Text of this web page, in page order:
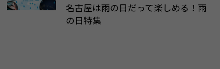
名古屋は雨の日だって楽しめる！雨
の日特集